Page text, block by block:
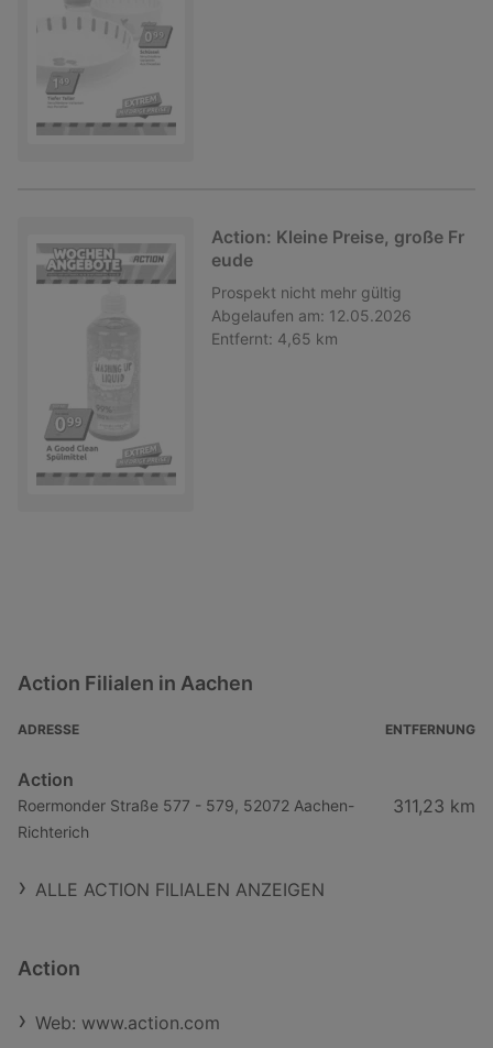
Action: Kleine Preise, große Fr
eude
Prospekt nicht mehr gültig
Abgelaufen am: 12.05.2026
Entfernt: 4,65 km
Action Filialen in Aachen
ADRESSE ENTFERNUNG
Action
Roermonder Straße 577 - 579, 52072 Aachen-
Richterich
311,23 km
ALLE ACTION FILIALEN ANZEIGEN
Action
Web: www.action.com